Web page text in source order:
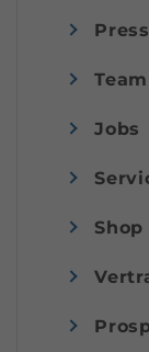
Team
Jobs
Shop